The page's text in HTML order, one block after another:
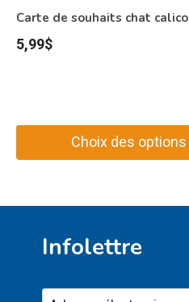
Carte de souhaits chat calico
5,99$
Choix des options
plusieurs
variations.
Infolettre